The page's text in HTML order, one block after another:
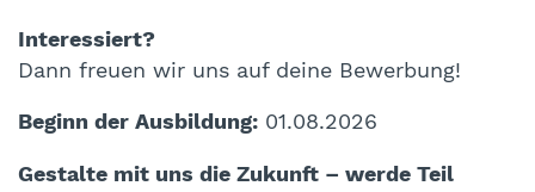
Interessiert?
Dann freuen wir uns auf deine Bewerbung!
Beginn der Ausbildung: 01.08.2026
Gestalte mit uns die Zukunft – werde Teil